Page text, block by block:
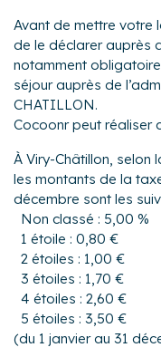
Avant de mettre votre
de le déclarer auprès
notamment
séjour auprès de
CHATILLON.
Cocoonr peut réaliser
À Viry-Châtillon, selon
les montants de la
décembre sont les
Non classé : 5,00 %
1 étoile : 0,80 €
2 étoiles : 1,00 €
3 étoiles : 1,70 €
4 étoiles : 2,60 €
5 étoiles : 3,50 €
(du 1 janvier au 31